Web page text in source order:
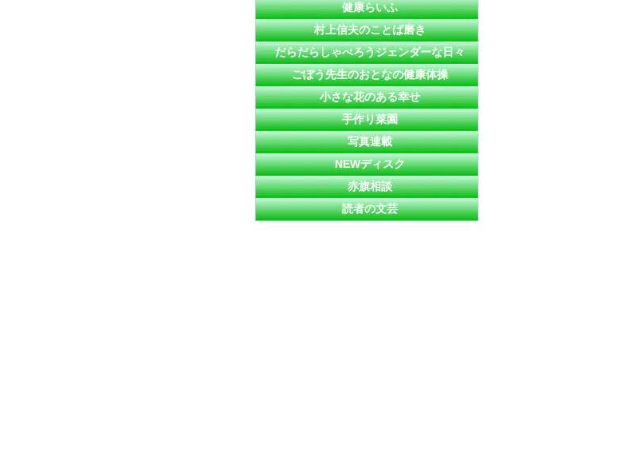
健康らいふ
村上信夫のことば磨き
だらだらしゃべろうジェンダーな日々
ごぼう先生のおとなの健康体操
小さな花のある幸せ
手作り菜園
写真連載
NEWディスク
赤旗相談
読者の文芸